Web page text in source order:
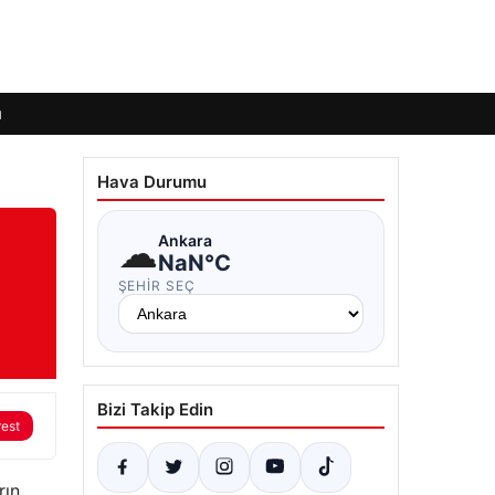
Hava Durumu
☁Ankara
NaN°C
ŞEHIR SEÇ
Bizi Takip Edin